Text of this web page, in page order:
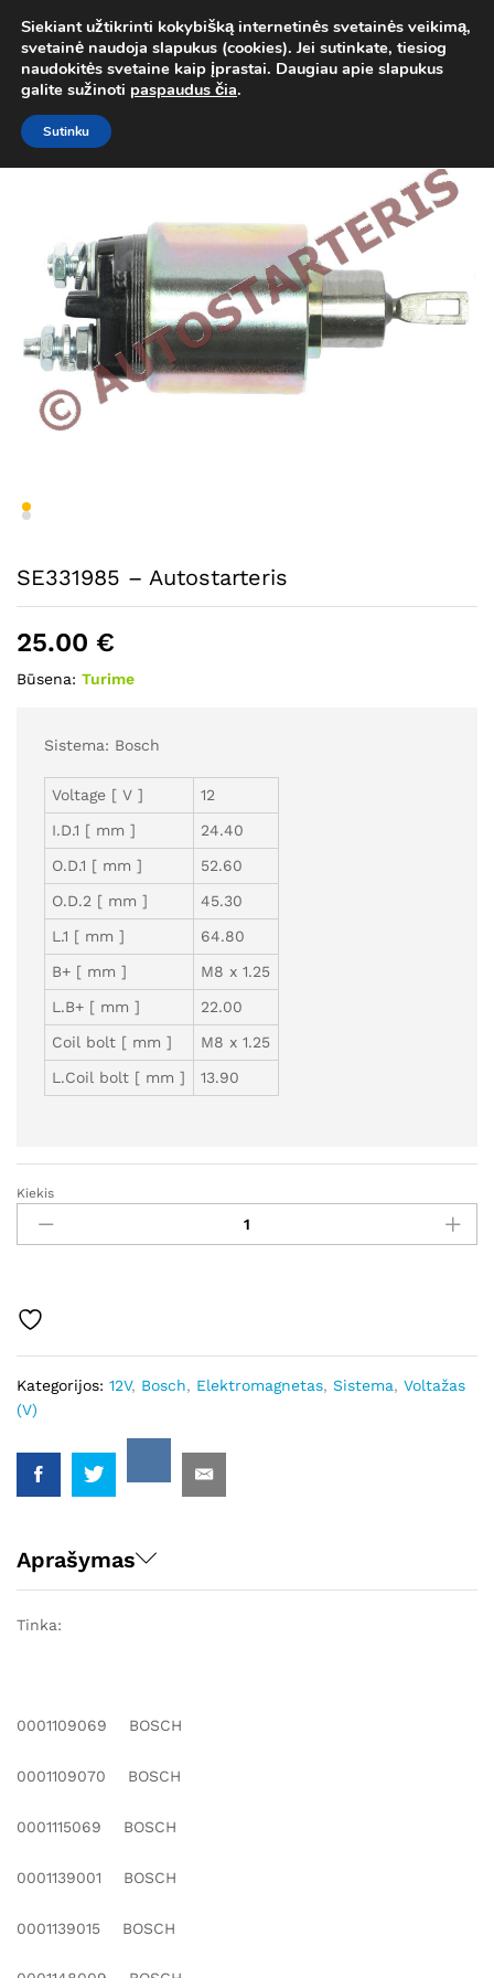
Atgal įKategorija
0
SE331985 – Autostarteris
25.00 €
Būsena: Turime
Sistema: Bosch
Voltage [ V ]
12
I.D.1 [ mm ]
24.40
O.D.1 [ mm ]
52.60
O.D.2 [ mm ]
45.30
L.1 [ mm ]
64.80
B+ [ mm ]
M8 x 1.25
L.B+ [ mm ]
22.00
Coil bolt [ mm ]
M8 x 1.25
L.Coil bolt [ mm ]
13.90
SE331985
Autostarteris
Kiekis
Kategorijos: 12V, Bosch, Elektromagnetas, Sistema, Voltažas
(V)
Aprašymas
Tinka:
0001109069 BOSCH
0001109070 BOSCH
0001115069 BOSCH
0001139001 BOSCH
0001139015 BOSCH
Siekiant užtikrinti kokybišką internetinės svetainės veikimą,
svetainė naudoja slapukus (cookies). Jei sutinkate, tiesiog
naudokitės svetaine kaip įprastai. Daugiau apie slapukus
galite sužinoti paspaudus čia.
Sutinku